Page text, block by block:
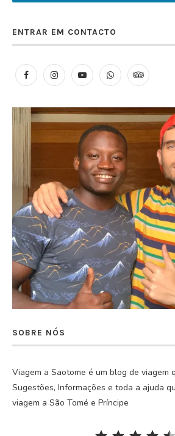
ENTRAR EM CONTACTO
SOBRE NÓS
Viagem a Saotome é um blog de viagem
Sugestões, Informações e toda a ajuda
viagem a São Tomé e Príncipe